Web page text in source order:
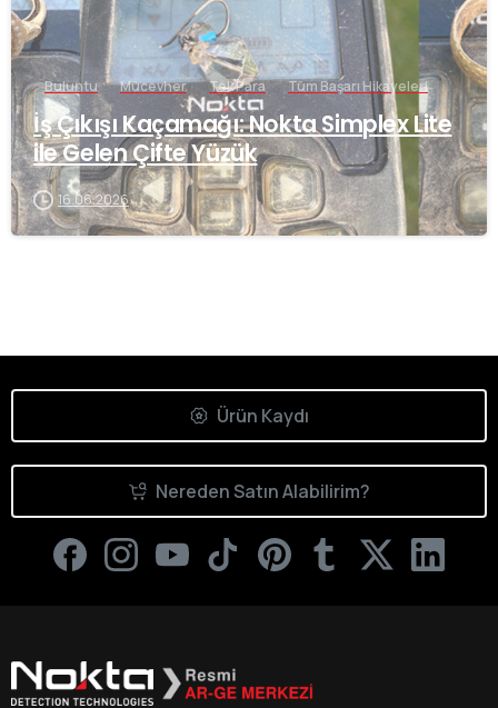
Buluntu Mücevher Tek Para Tüm Başarı Hikayeleri
İş Çıkışı Kaçamağı: Nokta Simplex Lite
ile Gelen Çifte Yüzük
16.06.2026
Ürün Kaydı
Nereden Satın Alabilirim?